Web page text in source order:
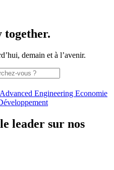
together.
demain et à l’avenir.
Advanced Engineering Economie
leader sur nos